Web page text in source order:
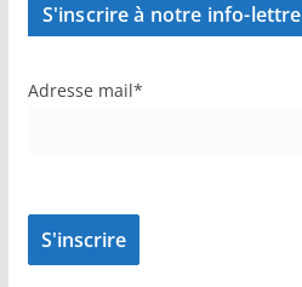
S'inscrire à notre info-lettre
Adresse mail*